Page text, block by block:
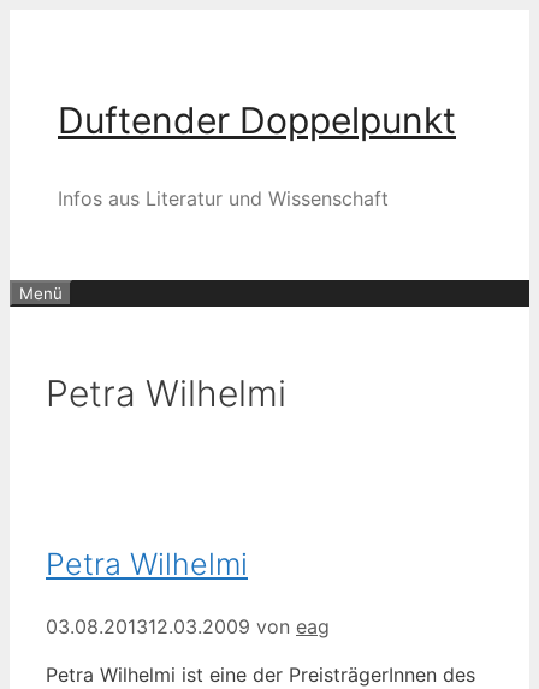
Duftender Doppelpunkt
Infos aus Literatur und Wissenschaft
Menü
Petra Wilhelmi
Petra Wilhelmi
03.08.201312.03.2009 von eag
Petra Wilhelmi ist eine der PreisträgerInnen des